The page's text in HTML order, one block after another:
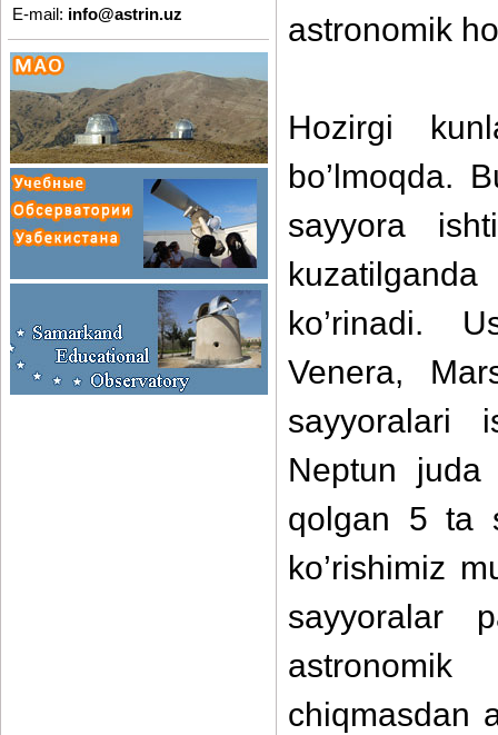
E-mail: info@astrin.uz
astronomik
Hozirgi
bo’lmoqda.
sayyora
ko’rinadi.
Venera,
sayyoralari
Neptun juda
qolgan 5 ta
ko’rishimiz
sayyoralar
chiqmasdan